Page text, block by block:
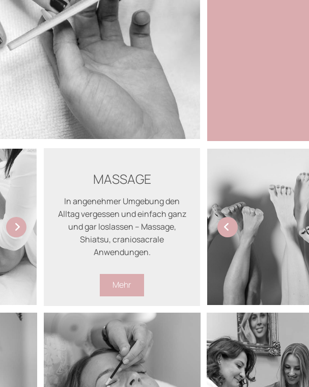
MASSAGE
In angenehmer Umgebung den
Alltag vergessen und einfach ganz
und gar loslassen – Massage,
Shiatsu, craniosacrale
Anwendungen.
Mehr